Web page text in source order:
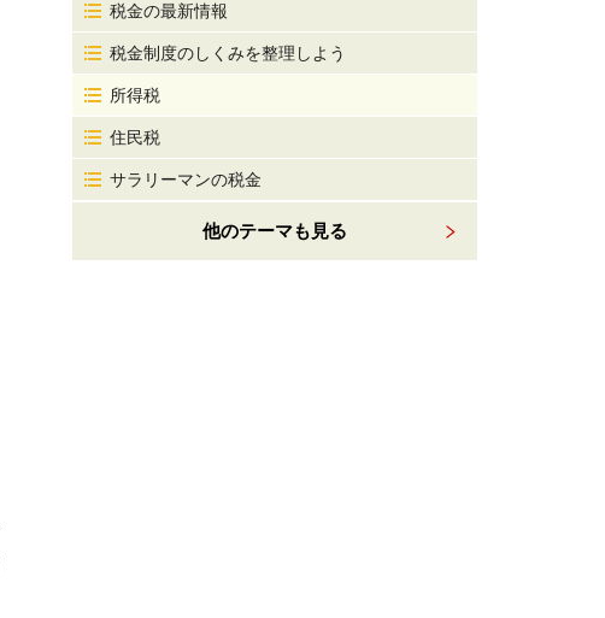
税金の最新情報
税金制度のしくみを整理しよう
所得税
住民税
サラリーマンの税金
他のテーマも見る